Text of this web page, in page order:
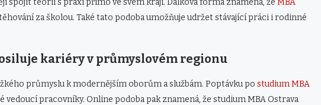
za školou. Také tato podoba umožňuje udržet stávající práci i rodinné
kariéry v průmyslovém regionu
průmyslu k modernějším oborům a službám. Poptávku po studium MBA
vedoucí pracovníky. Online podoba pak znamená, že studium MBA Ostrava